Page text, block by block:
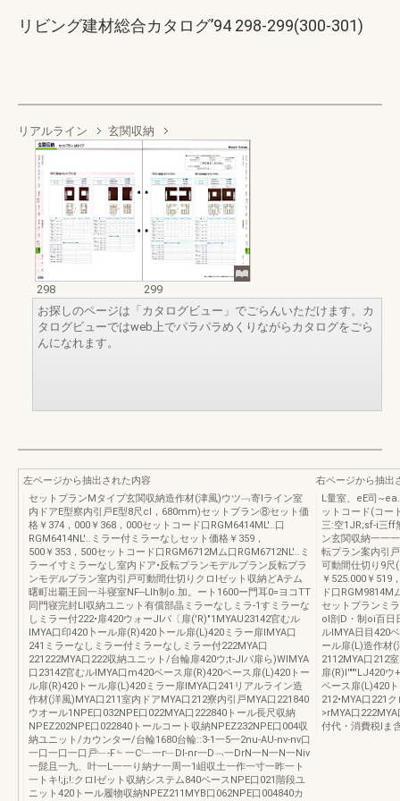
リビング建材総合カタログ’94 298-299(300-301)
リアルライン 玄関収納
298
299
お探しのページは「カタログビュー」でごらんいただけます。カ
タログビューではweb上でパラパラめくりながらカタログをごら
んになれます。
左ページから抽出された内容
セットプランMタイプ玄関収納造作材(津風)ウツ﹁寄lライン室
内ドアE型察内引戸E型8尺cl，680mm)セットプラン⑧セット価
格￥374，000￥368，000セットコード口RGM6414ML'..口
RGM6414NL'..ミラー付ミラーなしセット価格￥359，
500￥353，500セットコード口RGM6712Mム口RGM6712NL'..ミ
ラーイ寸ミラーなし室内ドア•反転プランモデルプラン反転プラ
ンモデルプラン室内引戸可動間仕切りクロlゼット収納どAテム
曙町出覇王回一斗寝室NF--Llh制o.加。ート1600ー門耳0=ヨコTT
同門寝完封LI収納ユニット有償部晶ミラーなしミラ-1すミラーな
しミラー付222•扉420ウォーJlパ〔扉('R)"1MYAU23142官むル
IMYA口印420卜ール扉(R)420卜ール扉(L)420ミラー扉IMYA口
241ミラーなしミラー付ミラーなしミラー付222MYA口
221222MYA口222収納ユニット/台輪扉420ウ;t-Jlパ扉ら)WIMYA
口23142官むルIMYA口m420ベース扉(R)420ベース扉(L)420トー
ル扉(R)420トール扉(L)420ミラー扉IMYA口241リアルライン造
作材(洋風)MYA口211室内ドアMYA口212寮内引戸MYA口221840
ウオール1NPE口032NPE口022MYA口222840トール長尺収納
NPEZ202NPE口022840トールコート収納NPEZ232NPE口004収
納ユニット/カウンター/台輪1680台輪::3-1一5一2nu-AU-nv-nv口
一口一口一口戸﹂-F﹄一C﹂一r﹂DI-nr一D﹁一DrN一N一N一Niν
一髭且一九、叶一L一一り納ナ一周一1岨収土一作一寸一昨一ト
一トキ!;j;!:クロlゼット収納システム840ベースNPE口021階段ユ
ニット420トール履物収納NPEZ211MYB口062NPE口004840カ
右ページから抽出
L量室、eE司
ットコード(コー
三:空1JR;sf-i三ff
ン玄関収納一一
転プラン案内引
可動間仕切り9
￥525.000￥519
ド口
セットプランミ
oI剖D・制oi百日
ルIMYA日目420
ール扉(L)造作材(
2112MYA口212
扉(R)I'""'LJ420ウ
ベース扉(L)420
212•MYA口221
>rMYA口
付代・消費税lま